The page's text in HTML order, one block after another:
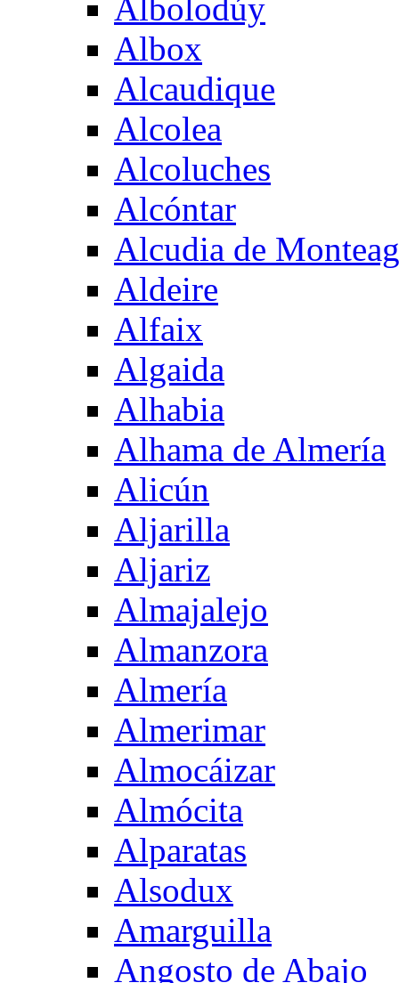
Albolodúy
Albox
Alcaudique
Alcolea
Alcoluches
Alcóntar
Alcudia de
Aldeire
Alfaix
Algaida
Alhabia
Alhama de Almería
Alicún
Aljarilla
Aljariz
Almajalejo
Almanzora
Almería
Almerimar
Almocáizar
Almócita
Alparatas
Alsodux
Amarguilla
Angosto de Abajo